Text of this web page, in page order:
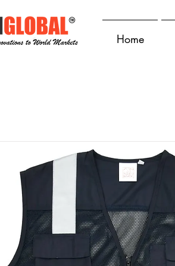
Home